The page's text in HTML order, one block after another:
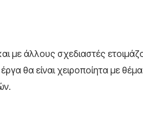
με άλλους σχεδιαστές
θα είναι χειροποίητα με